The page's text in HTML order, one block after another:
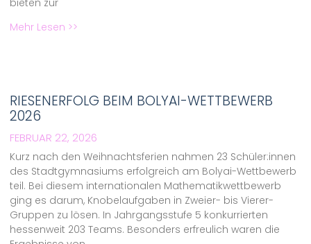
bieten zur
Mehr Lesen >>
RIESENERFOLG BEIM BOLYAI-WETTBEWERB
2026
FEBRUAR 22, 2026
Kurz nach den Weihnachtsferien nahmen 23 Schüler:innen
des Stadtgymnasiums erfolgreich am Bolyai-Wettbewerb
teil. Bei diesem internationalen Mathematikwettbewerb
ging es darum, Knobelaufgaben in Zweier- bis Vierer-
Gruppen zu lösen. In Jahrgangsstufe 5 konkurrierten
hessenweit 203 Teams. Besonders erfreulich waren die